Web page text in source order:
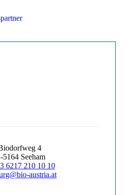
4
5164 Seeham
6217 210 10 10
austria.at